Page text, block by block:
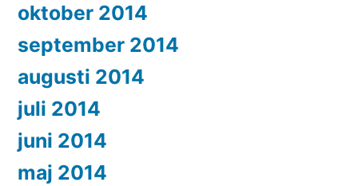
oktober 2014
september 2014
augusti 2014
juli 2014
juni 2014
maj 2014